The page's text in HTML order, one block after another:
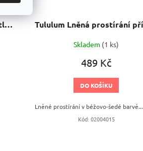
Tululum Lněné ubrousky světle šedá 2 ks
Skladem (1 ks)
489 Kč
DO KOŠÍKU
Lněné prostírání v béžovo-šedé barvě...
Kód: 02004015